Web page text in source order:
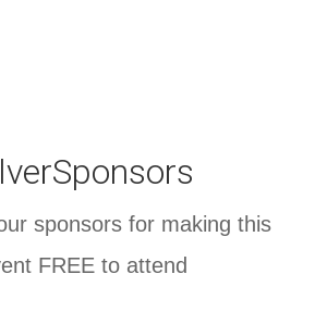
sponsors for making this
FREE to attend